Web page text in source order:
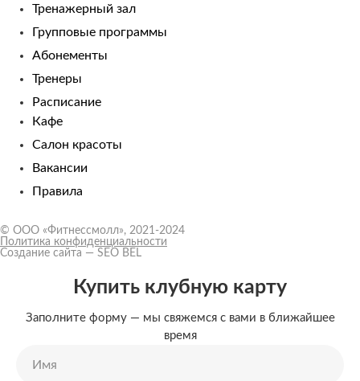
Тренажерный зал
Групповые программы
Абонементы
Тренеры
Расписание
Кафе
Салон красоты
Вакансии
Правила
© ООО «Фитнессмолл», 2021-2024
Политика конфиденциальности
Создание сайта — SEO BEL
Купить клубную карту
Заполните форму — мы свяжемся с вами в ближайшее
время